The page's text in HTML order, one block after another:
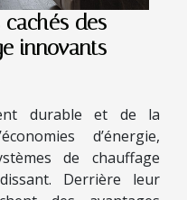
cachés des
innovants
durable et de la
d’énergie,
de chauffage
Derrière leur